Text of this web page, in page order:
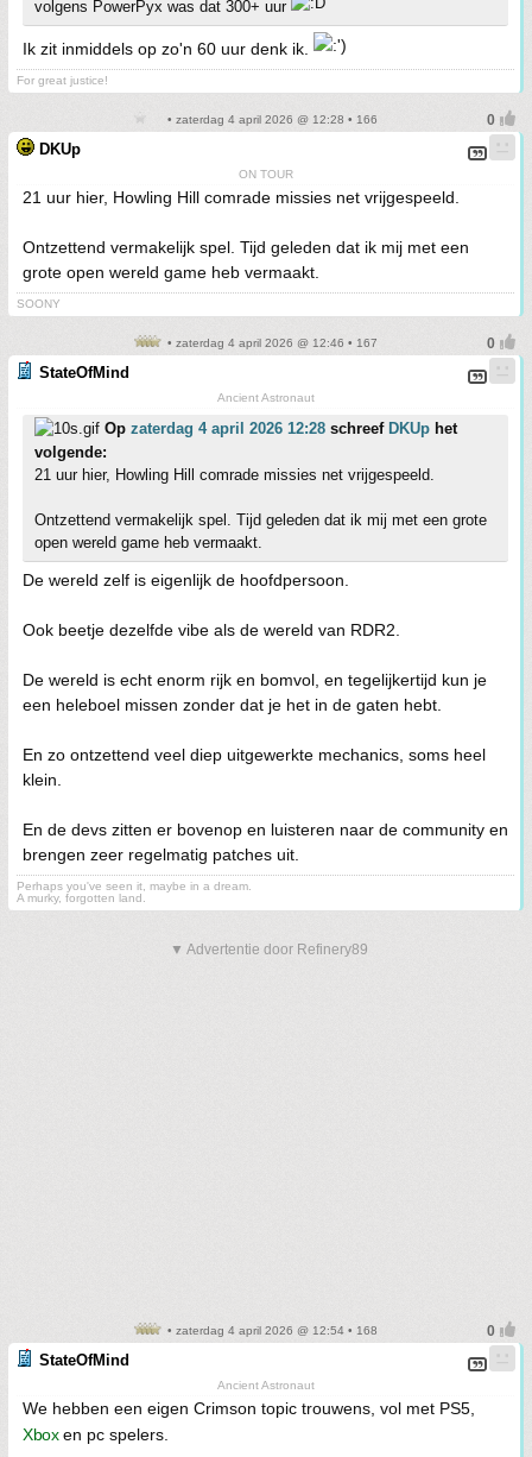
volgens PowerPyx was dat 300+ uur
Ik zit inmiddels op zo'n 60 uur denk ik.
For great justice!
• zaterdag 4 april 2026 @ 12:28 • 166
DKUp
ON TOUR
21 uur hier, Howling Hill comrade missies net vrijgespeeld.
Ontzettend vermakelijk spel. Tijd geleden dat ik mij met een
grote open wereld game heb vermaakt.
SOONY
• zaterdag 4 april 2026 @ 12:46 • 167
StateOfMind
Ancient Astronaut
Op zaterdag 4 april 2026 12:28 schreef DKUp het
volgende:
21 uur hier, Howling Hill comrade missies net vrijgespeeld.
Ontzettend vermakelijk spel. Tijd geleden dat ik mij met een grote
open wereld game heb vermaakt.
De wereld zelf is eigenlijk de hoofdpersoon.
Ook beetje dezelfde vibe als de wereld van RDR2.
De wereld is echt enorm rijk en bomvol, en tegelijkertijd kun je
een heleboel missen zonder dat je het in de gaten hebt.
En zo ontzettend veel diep uitgewerkte mechanics, soms heel
klein.
En de devs zitten er bovenop en luisteren naar de community en
brengen zeer regelmatig patches uit.
Perhaps you've seen it, maybe in a dream.
A murky, forgotten land.
▼ Advertentie door Refinery89
• zaterdag 4 april 2026 @ 12:54 • 168
StateOfMind
Ancient Astronaut
We hebben een eigen Crimson topic trouwens, vol met PS5,
Xboxen pc spelers.